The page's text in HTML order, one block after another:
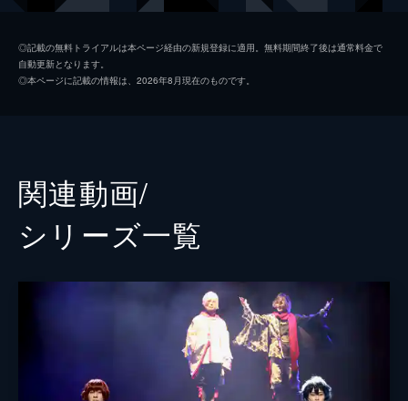
監督
◎記載の無料トライアルは本ページ経由の新規登録に適用。無料期間終了後は通常料金で
自動更新となります。
◎本ページに記載の情報は、2026年8月現在のものです。
関連動画/
シリーズ⼀覧